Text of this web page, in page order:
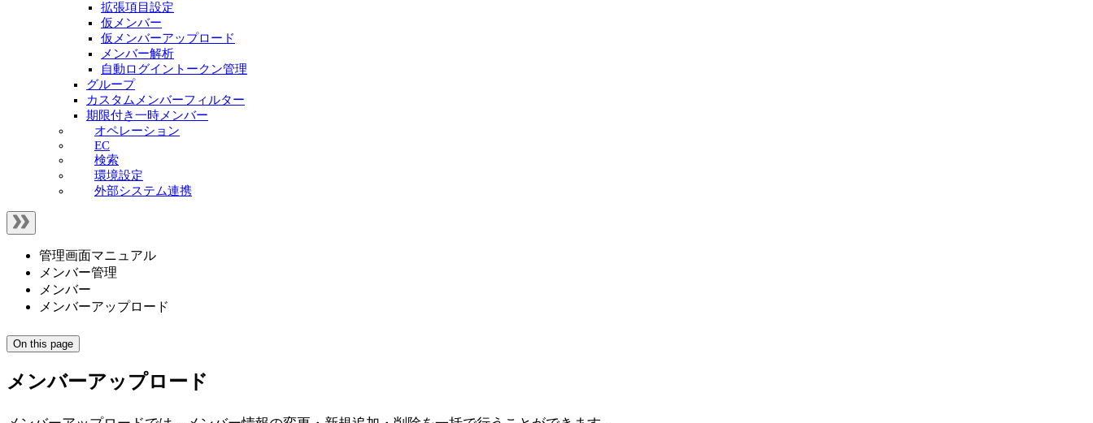
拡張項目設定
仮メンバー
仮メンバーアップロード
メンバー解析
自動ログイントークン管理
グループ
カスタムメンバーフィルター
期限付き一時メンバー
オペレーション
EC
検索
環境設定
外部システム連携
管理画面マニュアル
メンバー管理
メンバー
メンバーアップロード
On this page
メンバーアップロード